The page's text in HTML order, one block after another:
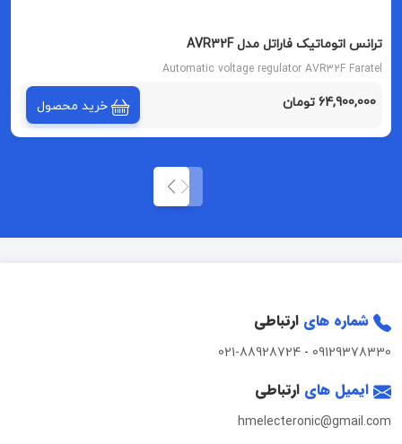
ترانس اتوماتیک فاراتل مدل AVR32F
Automatic voltage regulator AVR32F Faratel
64,900,000 تومان خرید محصول
شماره های ارتباطی
09129378330
-
021-88928724
ایمیل های ارتباطی
hmelecteronic@gmail.com